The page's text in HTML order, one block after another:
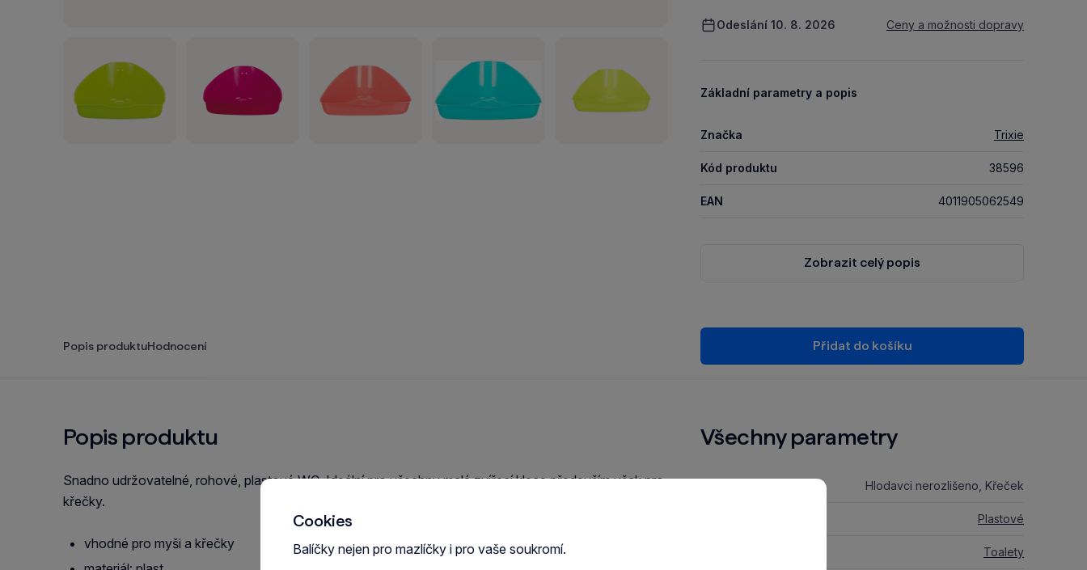
Odeslání 10. 8. 2026 Ceny a možnosti dopravy
Základní parametry a popis
Značka Trixie
Kód produktu 38596
EAN 4011905062549
Zobrazit celý popis
Popis produktuHodnocení Přidat do košíku
Popis produktu
Snadno udržovatelné, rohové, plastové WC. Ideální pro všechny malé zvířecí klece především však pro
křečky.
vhodné pro myši a křečky
Všechny parametry
Hlodavci nerozlišeno, Křeček
Plastové
Toalety
Cookies
Balíčky nejen pro mazlíčky i pro vaše soukromí.